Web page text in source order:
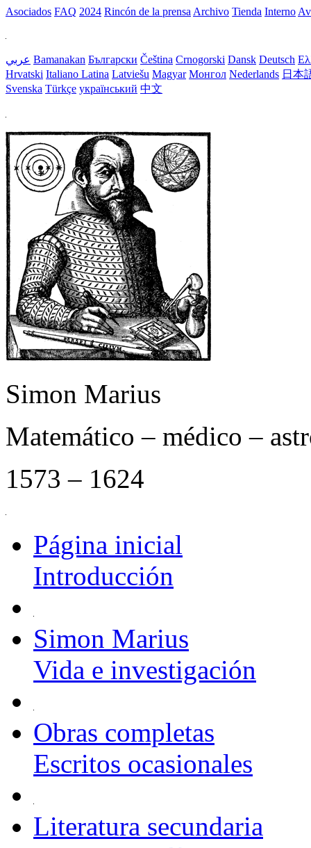
Asociados FAQ 2024 Rincón de la prensa Archivo Tienda Interno
عربي Bamanakan Български Čeština Crnogorski Dansk Deutsch
Hrvatski Italiano Latina Latviešu Magyar Монгол Nederlands 日本
Svenska Türkçe український 中文
Simon Marius
Matemático – médico –
1573 – 1624
Página inicial
Introducción
Simon Marius
Vida e investigación
Obras completas
Escritos ocasionales
Literatura secundaria